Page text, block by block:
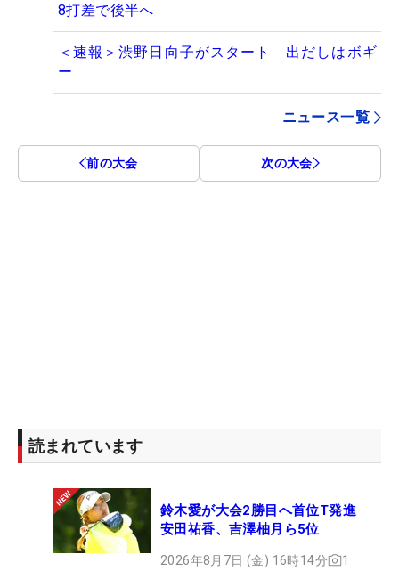
8打差で後半へ
＜速報＞渋野日向子がスタート 出だしはボギ
ー
ニュース一覧
前の大会 次の大会
読まれています
鈴木愛が大会2勝目へ首位T発進
安田祐香、吉澤柚月ら5位
2026年8月7日 (金) 16時14分 1